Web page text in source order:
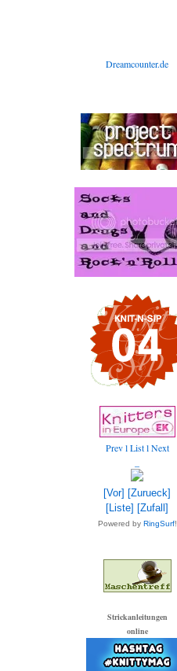
Dreamcounter.de
Prev l List lNext
[Vor] [Zurueck]
[Liste] [Zufall]
Powered by RingSurf!
Strickanleitungen
online